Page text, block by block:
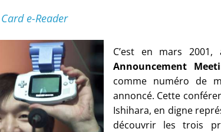
Card e-Reader
C’est en mars 2001,
Announcement
comme numéro de
annoncé. Cette
Ishihara, en digne
découvrir les trois